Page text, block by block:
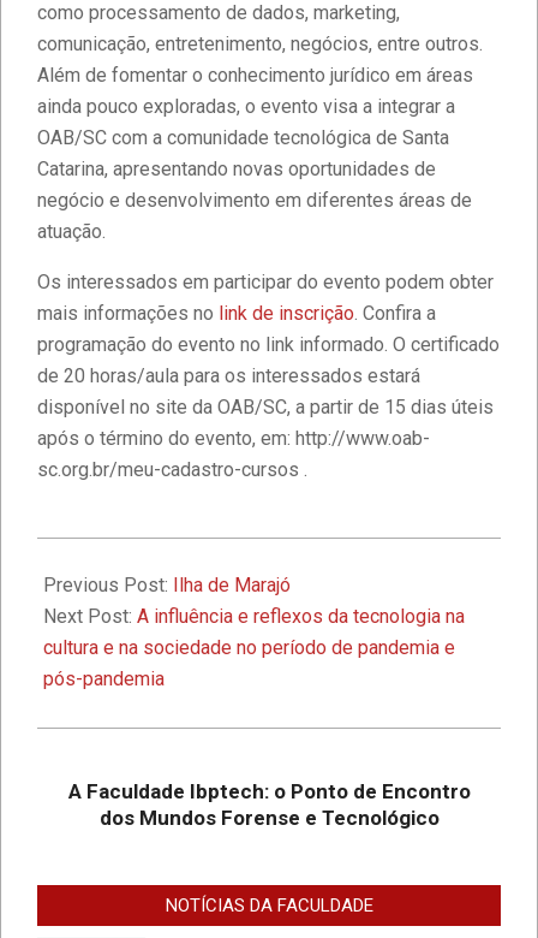
como processamento de dados, marketing,
comunicação, entretenimento, negócios, entre outros.
Além de fomentar o conhecimento jurídico em áreas
ainda pouco exploradas, o evento visa a integrar a
OAB/SC com a comunidade tecnológica de Santa
Catarina, apresentando novas oportunidades de
negócio e desenvolvimento em diferentes áreas de
atuação.
Os interessados em participar do evento podem obter
mais informações no link de inscrição. Confira a
programação do evento no link informado. O certificado
de 20 horas/aula para os interessados estará
disponível no site da OAB/SC, a partir de 15 dias úteis
após o término do evento, em: http://www.oab-
sc.org.br/meu-cadastro-cursos .
08-
30
Previous Post:
Ilha de Marajó
Next Post: A influência e reflexos da tecnologia na
cultura e na sociedade no período de pandemia e
pós-pandemia
A Faculdade Ibptech: o Ponto de Encontro
dos Mundos Forense e Tecnológico
NOTÍCIAS DA FACULDADE
Estudantes da Faculdade IBPTECH
desenvolvem site dedicado à
Educação Digital
Diversidade e Inclusão na Faculdade
IBPTECH
Futuros através da Educação de
Excelência
Faculdade IBPTECH e SBSeg 2023
Ibptech
A Faculdade Ibptech: o Ponto de
Encontro dos Mundos Forense e
Tecnológico
Cibernética para ingresso com
vestibular, Enem ou 2a. graduação na
Faculdade IBPTECH Lança Projeto
Promover Segurança na Internet